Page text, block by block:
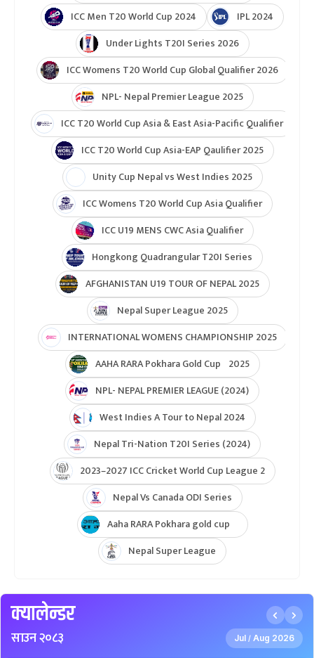
ICC Men T20 World Cup 2024
IPL 2024
Under Lights T20I Series 2026
ICC Womens T20 World Cup Global Qualifier 2026
NPL- Nepal Premier League 2025
ICC T20 World Cup Asia & East Asia-Pacific Qualifier
ICC T20 World Cup Asia-EAP Qaulifier 2025
Unity Cup Nepal vs West Indies 2025
ICC Womens T20 World Cup Asia Qualifier
ICC U19 MENS CWC Asia Qualifier
Hongkong Quadrangular T20I Series
AFGHANISTAN U19 TOUR OF NEPAL 2025
Nepal Super League 2025
INTERNATIONAL WOMENS CHAMPIONSHIP 2025
AAHA RARA Pokhara Gold Cup 2025
NPL- NEPAL PREMIER LEAGUE (2024)
West Indies A Tour to Nepal 2024
Nepal Tri-Nation T20I Series (2024)
2023–2027 ICC Cricket World Cup League 2
Nepal Vs Canada ODI Series
Aaha RARA Pokhara gold cup
Nepal Super League
क्यालेन्डर
साउन २०८३ Jul / Aug 2026